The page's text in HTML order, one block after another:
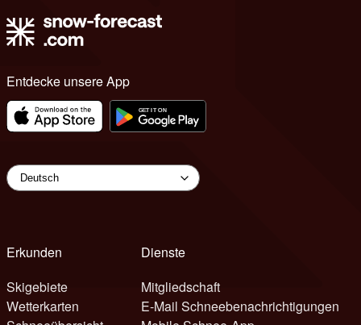
Entdecke unsere App
Erkunden
Skigebiete
Wetterkarten
Dienste
Mitgliedschaft
E-Mail Schneebenachrichtigungen